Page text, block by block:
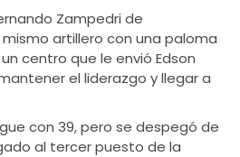
Zampedri de
artillero con una paloma
centro que le envió Edson
el liderazgo y llegar a
con 39, pero se despegó de
al tercer puesto de la